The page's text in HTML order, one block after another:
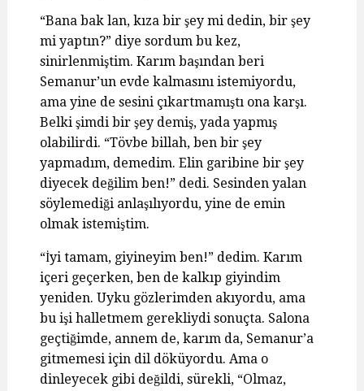
“Bana bak lan, kıza bir şey mi dedin, bir şey
mi yaptın?” diye sordum bu kez,
sinirlenmiştim. Karım başından beri
Semanur’un evde kalmasını istemiyordu,
ama yine de sesini çıkartmamıştı ona karşı.
Belki şimdi bir şey demiş, yada yapmış
olabilirdi. “Tövbe billah, ben bir şey
yapmadım, demedim. Elin garibine bir şey
diyecek değilim ben!” dedi. Sesinden yalan
söylemediği anlaşılıyordu, yine de emin
olmak istemiştim.
“İyi tamam, giyineyim ben!” dedim. Karım
içeri geçerken, ben de kalkıp giyindim
yeniden. Uyku gözlerimden akıyordu, ama
bu işi halletmem gerekliydi sonuçta. Salona
geçtiğimde, annem de, karım da, Semanur’a
gitmemesi için dil döküyordu. Ama o
dinleyecek gibi değildi, sürekli, “Olmaz,